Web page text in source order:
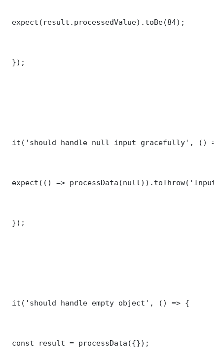
expect(result.processedValue).toBe(84);
});
it('should handle null input gracefully', ()
expect(() =>
});
it('should handle empty object', () => {
const result = processData({});